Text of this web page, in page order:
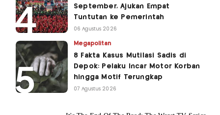
September, Ajukan Empat
Tuntutan ke Pemerintah
06 Agustus 2026
Megapolitan
8 Fakta Kasus Mutilasi Sadis di
Depok: Pelaku Incar Motor Korban
hingga Motif Terungkap
07 Agustus 2026